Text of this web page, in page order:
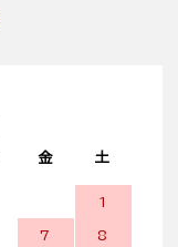
金 土
1
7 8